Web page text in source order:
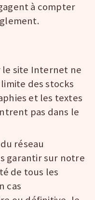
à compter
le site Internet ne
des stocks
et les textes
pas dans le
réseau
garantir sur notre
de tous les
cas